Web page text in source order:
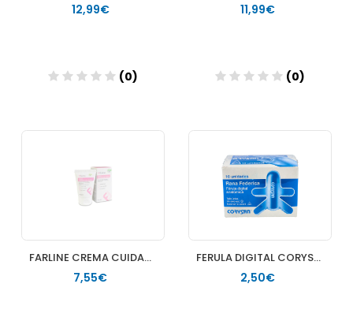
12,99€
(0)
11,99€
(0)
FARLINE CREMA CUIDADO DEL PEZON 1 TUBO 30 ML
7,55€
FERULA DIGITAL CORYSAN ANATOMICA 10 U
2,50€